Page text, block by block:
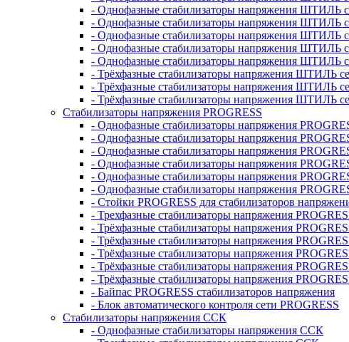
- Однофазные стабилизаторы напряжения ШТИЛЬ
- Однофазные стабилизаторы напряжения ШТИЛЬ
- Однофазные стабилизаторы напряжения ШТИЛЬ
- Однофазные стабилизаторы напряжения ШТИЛЬ
- Однофазные стабилизаторы напряжения ШТИЛЬ
- Трёхфазные стабилизаторы напряжения ШТИЛЬ
- Трёхфазные стабилизаторы напряжения ШТИЛЬ
- Трёхфазные стабилизаторы напряжения ШТИЛЬ
Стабилизаторы напряжения PROGRESS
- Однофазные стабилизаторы напряжения
- Однофазные стабилизаторы напряжения
- Однофазные стабилизаторы напряжения
- Однофазные стабилизаторы напряжения
- Однофазные стабилизаторы напряжения
- Однофазные стабилизаторы напряжения
- Стойки PROGRESS для стабилизаторов
- Трехфазные стабилизаторы напряжения
- Трёхфазные стабилизаторы напряжения
- Трёхфазные стабилизаторы напряжения
- Трёхфазные стабилизаторы напряжения
- Трёхфазные стабилизаторы напряжения
- Трёхфазные стабилизаторы напряжения
- Байпас PROGRESS стабилизаторов напряжения
- Блок автоматического контроля сети PROGRESS
Стабилизаторы напряжения ССК
- Однофазные стабилизаторы напряжения ССК